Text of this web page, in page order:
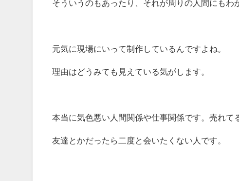
そういうのもあったり、それが周りの人間にもわ
元気に現場にいって制作しているんですよね。
理由はどうみても見えている気がします。
本当に気色悪い人間関係や仕事関係です。売れて
友達とかだったら二度と会いたくない人です。